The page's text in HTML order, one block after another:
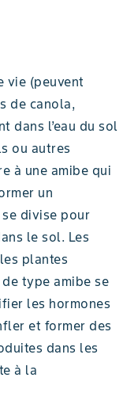
vie (peuvent
de canola,
dans l’eau du sol
ou autres
à une amibe qui
un
se divise pour
le sol. Les
plantes
type amibe se
les hormones
et former des
dans les
à la